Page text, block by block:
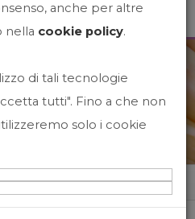
anche per altre
nella cookie policy.
di tali tecnologie
tutti". Fino a che non
solo i cookie